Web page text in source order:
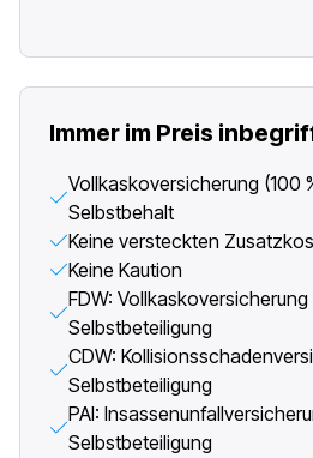
Immer im Preis
Vollkaskoversicherung (100
Selbstbehalt
Keine versteckten
Keine Kaution
FDW:
Selbstbeteiligung
CDW:
Selbstbeteiligung
PAI:
Selbstbeteiligung